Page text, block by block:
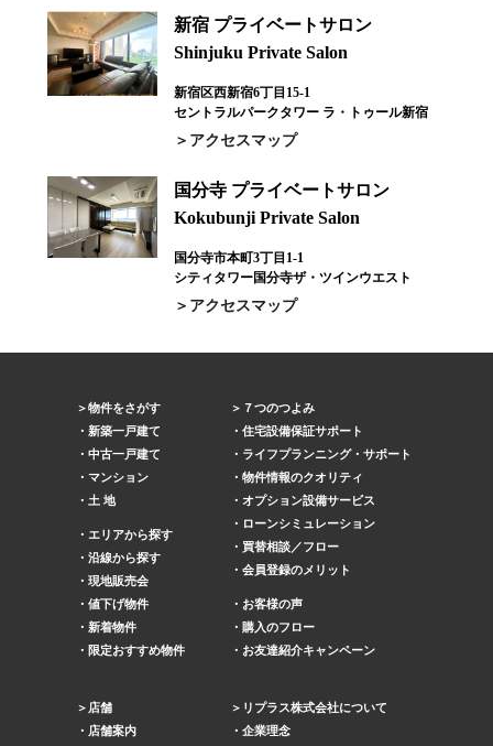
新宿 プライベートサロン
Shinjuku Private Salon
新宿区西新宿6丁目15-1
セントラルパークタワー ラ・トゥール新宿
アクセスマップ
国分寺 プライベートサロン
Kokubunji Private Salon
国分寺市本町3丁目1-1
シティタワー国分寺ザ・ツインウエスト
アクセスマップ
物件をさがす
新築一戸建て
中古一戸建て
マンション
土 地
エリアから探す
沿線から探す
現地販売会
値下げ物件
新着物件
限定おすすめ物件
７つのつよみ
住宅設備保証サポート
ライフプランニング・サポート
物件情報のクオリティ
オプション設備サービス
ローンシミュレーション
買替相談／フロー
会員登録のメリット
お客様の声
購入のフロー
お友達紹介キャンペーン
店舗
店舗案内
リプラス株式会社について
企業理念